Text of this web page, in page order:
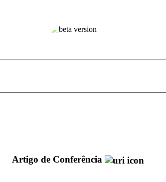
Artigo de Conferência